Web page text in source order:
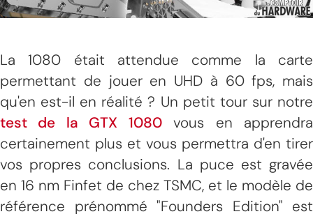
La 1080 était attendue comme la carte
permettant de jouer en UHD à 60 fps, mais
qu'en est-il en réalité ? Un petit tour sur notre
test de la GTX 1080vous en apprendra
certainement plus et vous permettra d'en tirer
vos propres conclusions. La puce est gravée
en 16 nm Finfet de chez TSMC, et le modèle de
référence prénommé "Founders Edition" est